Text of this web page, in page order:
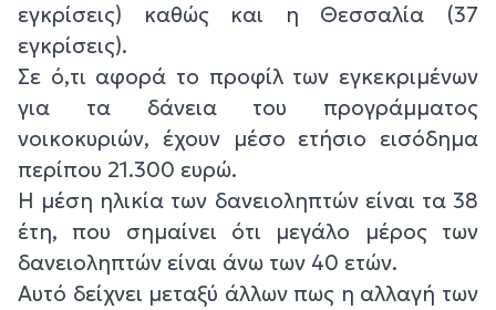
εγκρίσεις) καθώς και η Θεσσαλία (37
εγκρίσεις).
Σε ό,τι αφορά το προφίλ των εγκεκριμένων
για τα δάνεια του προγράμματος
νοικοκυριών, έχουν μέσο ετήσιο εισόδημα
περίπου 21.300 ευρώ.
Η μέση ηλικία των δανειοληπτών είναι τα 38
έτη, που σημαίνει ότι μεγάλο μέρος των
δανειοληπτών είναι άνω των 40 ετών.
Αυτό δείχνει μεταξύ άλλων πως η αλλαγή των